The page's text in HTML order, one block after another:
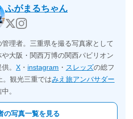
ふがまるちゃん
理者。三重県を撮る写真家として
大阪・関西万博の関西パビリオン
。 X ・ instagram ・ スレッズの総フ
。観光三重ではみえ旅アンバサダー
。
の写真一覧を見る